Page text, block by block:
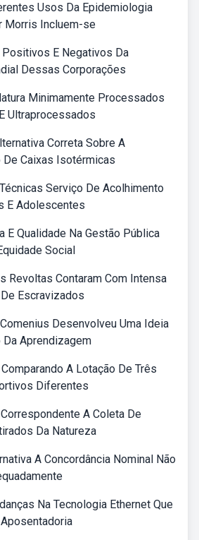
Usos Da Epidemiologia
Morris Incluem-se
E Negativos Da
Dessas Corporações
Minimamente Processados
Ultraprocessados
Correta Sobre A
De Caixas Isotérmicas
Serviço De Acolhimento
E Adolescentes
E Qualidade Na Gestão Pública
Social
Revoltas Contaram Com Intensa
Escravizados
Desenvolveu Uma Ideia
Da Aprendizagem
A Lotação De Três
Diferentes
A Coleta De
Da Natureza
A Concordância Nominal Não
Na Tecnologia Ethernet Que